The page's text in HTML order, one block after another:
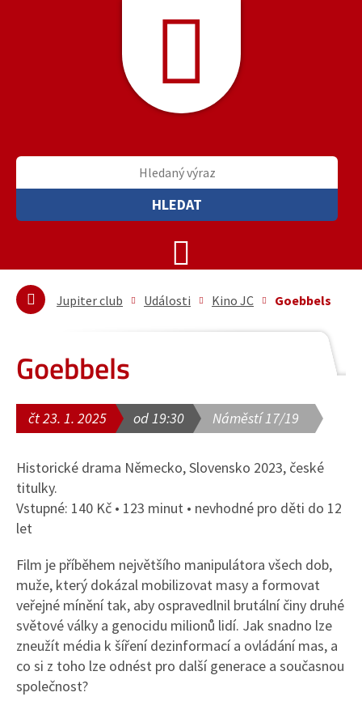
HLEDAT
Jupiter club Události Kino JC Goebbels
Goebbels
čt 23. 1. 2025 od 19:30 Náměstí 17/19
Historické drama Německo, Slovensko 2023, české
titulky.
Vstupné: 140 Kč • 123 minut • nevhodné pro děti do 12
let
Film je příběhem největšího manipulátora všech dob,
muže, který dokázal mobilizovat masy a formovat
veřejné mínění tak, aby ospravedlnil brutální činy druhé
světové války a genocidu milionů lidí. Jak snadno lze
zneužít média k šíření dezinformací a ovládání mas, a
co si z toho lze odnést pro další generace a současnou
společnost?